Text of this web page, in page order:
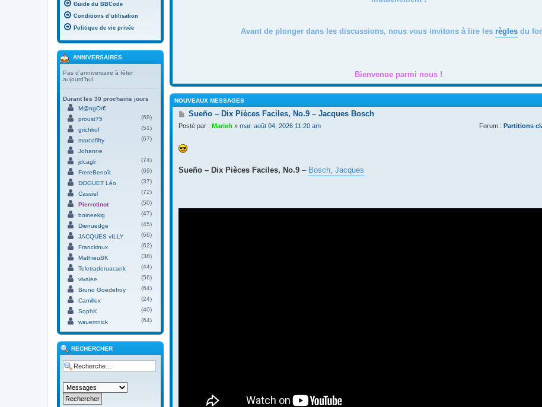
Avant de plonger dans les discussions, nous vous invitons à lire les règles du
Bienvenue parmi nous !
NOUVEAUX MESSAGES
M
s
a
g
Sueño – Dix Pièces Faciles, No.9 – Jacques Bosch
Posté par : Marieh » mar. août 04, 2026 11:20 am Forum : Partitions
Sueño – Dix Pièces Faciles, No.9 – Bosch, Jacques
Guide du BBCode
Conditions d’utilisation
Politique de vie privée
ANNIVERSAIRES
Pas d’anniversaire à fêter
aujourd’hui
Durant les 30 prochains jours
M@ngOr€
proust75
(68)
grichkof
(51)
marcofifty
(67)
Johanne
jdcagli
(74)
FrereBenoît
(69)
DOGUET Léo
(37)
Cassiel
(72)
Pierrotinot
(50)
boineekig
(47)
Dienuedge
(45)
JACQUES vILLY
(66)
Franckinux
(62)
MathieuBK
(38)
Teletraderuacank
(44)
vivalee
(56)
Bruno Goedefroy
(64)
Camillex
(24)
SophK
(40)
wsuemnick
(64)
RECHERCHER